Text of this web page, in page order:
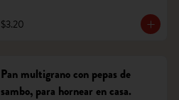
$3.20
Pan multigrano con pepas de
sambo, para hornear en casa.